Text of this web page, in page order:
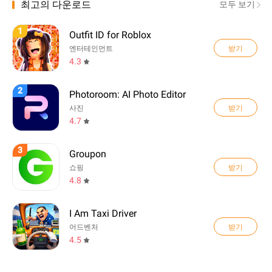
최고의 다운로드 모두 보기
1 Outfit ID for Roblox
엔터테인먼트
4.3
받기
2 Photoroom: AI Photo Editor
사진
4.7
받기
3 Groupon
쇼핑
4.8
받기
I Am Taxi Driver
어드벤처
4.5
받기